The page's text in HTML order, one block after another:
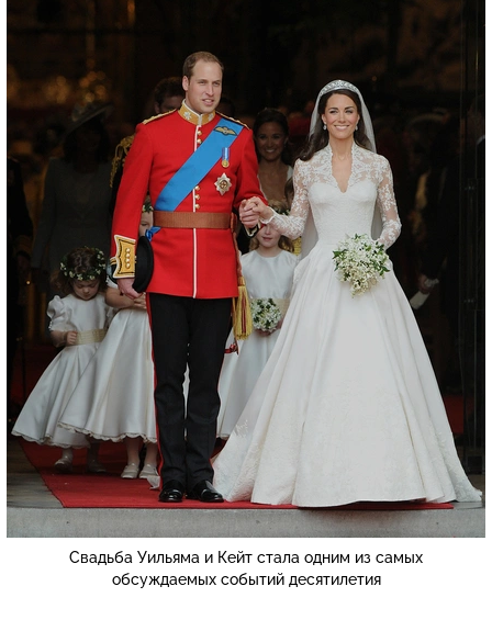
Свадьба Уильяма и Кейт стала одним из самых
обсуждаемых событий десятилетия